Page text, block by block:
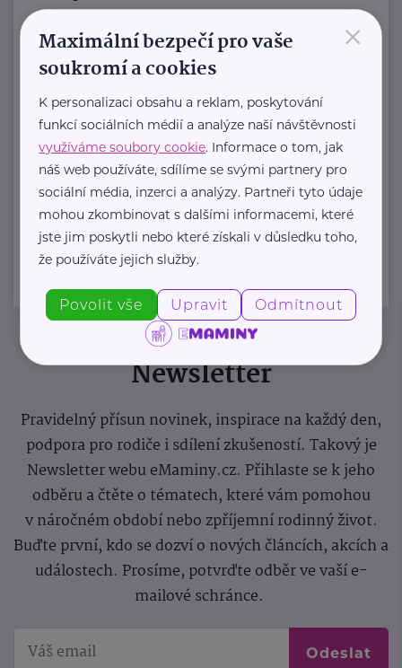
srdcem máma dvou ...
+420 605 249 850
Zobrazit přehled společností
Newsletter
Pravidelný přísun novinek, inspirace na každý den,
podpora pro rodiče i sdílení zkušeností. Takový je
Newsletter webu eMaminy.cz. Přihlaste se k jeho
odběru a čtěte o tématech, které vám pomohou
v náročném období nebo zpříjemní rodinný život.
Buďte první, kdo se dozví o nových článcích, akcích a
událostech. Prosíme, potvrďte odběr ve vaší e-
mailové schránce.
Odeslat
×
Maximální bezpečí pro vaše
soukromí a cookies
K personalizaci obsahu a reklam, poskytování
funkcí sociálních médií a analýze naší návštěvnosti
využíváme soubory cookie. Informace o tom, jak
náš web používáte, sdílíme se svými partnery pro
sociální média, inzerci a analýzy. Partneři tyto údaje
mohou zkombinovat s dalšími informacemi, které
jste jim poskytli nebo které získali v důsledku toho,
že používáte jejich služby.
Povolit vše Upravit Odmítnout